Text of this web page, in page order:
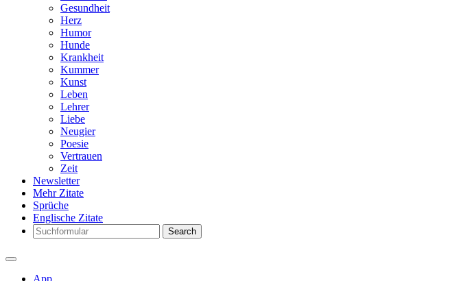
Gesundheit
Herz
Humor
Hunde
Krankheit
Kummer
Kunst
Leben
Lehrer
Liebe
Neugier
Poesie
Vertrauen
Zeit
Newsletter
Mehr Zitate
Sprüche
Englische Zitate
Search
App